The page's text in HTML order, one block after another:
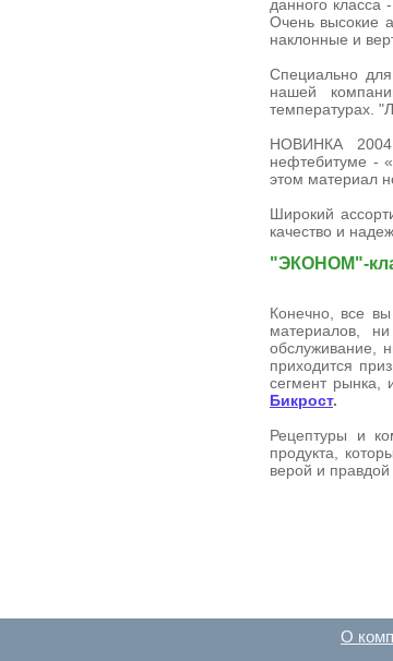
данного
Очень высокие
наклонные и
Специально для
нашей
температурах.
НОВИНКА 2004
нефтебитуме -
этом материал
Широкий
качество и
"ЭКОНОМ"-
Конечно, все
материалов,
обслуживание,
приходится
сегмент рынка,
Бикрост.
Рецептуры и
продукта,
верой и
О